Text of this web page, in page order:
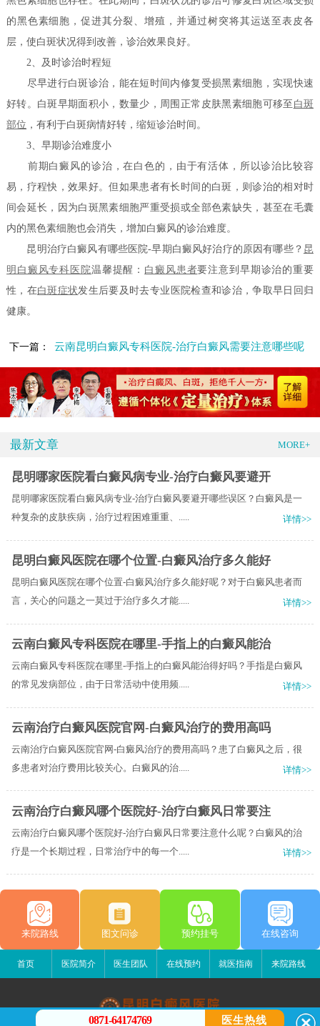
的黑色素细胞，促进其分裂、增殖，并通过树突将其运送至表皮各
层，使白斑状况得到改善，诊治效果良好。
2、及时诊治时程短
尽早进行白斑诊治，能在短时间内修复受损黑素细胞，实现快速
好转。白斑早期面积小，数量少，周围正常皮肤黑素细胞可移至 白斑
部位 ，有利于白斑病情好转，缩短诊治时间。
3、早期诊治难度小
前期白癜风的诊治，在白色的，由于有活体，所以诊治比较容
易，疗程快，效果好。但如果患者有长时间的白斑，则诊治的相对时
间会延长，因为白斑黑素细胞严重受损或全部色素缺失，甚至在毛囊
内的黑色素细胞也会消失，增加白癜风的诊治难度。
昆明治疗白癜风有哪些医院-早期白癜风好治疗的原因有哪些？ 昆
明白癜风专科医院温馨提醒： 白癜风患者要注意到早期诊治的重要
性，在白斑症状发生后要及时去专业医院检查和诊治，争取早日回归
健康。
下一篇： 云南昆明白癜风专科医院-治疗白癜风需要注意哪些呢
最新文章 MORE+
昆明哪家医院看白癜风病专业-治疗白癜风要避开
昆明哪家医院看白癜风病专业-治疗白癜风要避开哪些误区？白癜风是一
种复杂的皮肤疾病，治疗过程困难重重、.....
详情>>
昆明白癜风医院在哪个位置-白癜风治疗多久能好
昆明白癜风医院在哪个位置-白癜风治疗多久能好呢？对于白癜风患者而
言，关心的问题之一莫过于治疗多久才能.....
详情>>
云南白癜风专科医院在哪里-手指上的白癜风能治
云南白癜风专科医院在哪里-手指上的白癜风能治得好吗？手指是白癜风
的常见发病部位，由于日常活动中使用频.....
详情>>
云南治疗白癜风医院官网-白癜风治疗的费用高吗
云南治疗白癜风医院官网-白癜风治疗的费用高吗？患了白癜风之后，很
多患者对治疗费用比较关心。白癜风的治.....
详情>>
云南治疗白癜风哪个医院好-治疗白癜风日常要注
云南治疗白癜风哪个医院好-治疗白癜风日常要注意什么呢？白癜风的治
疗是一个长期过程，日常治疗中的每一个.....
详情>>
来院路线 图文问诊 预约挂号 在线咨询
首页 医院简介 医生团队 在线预约 就医指南 来院路线
0871-64174769 医生热线